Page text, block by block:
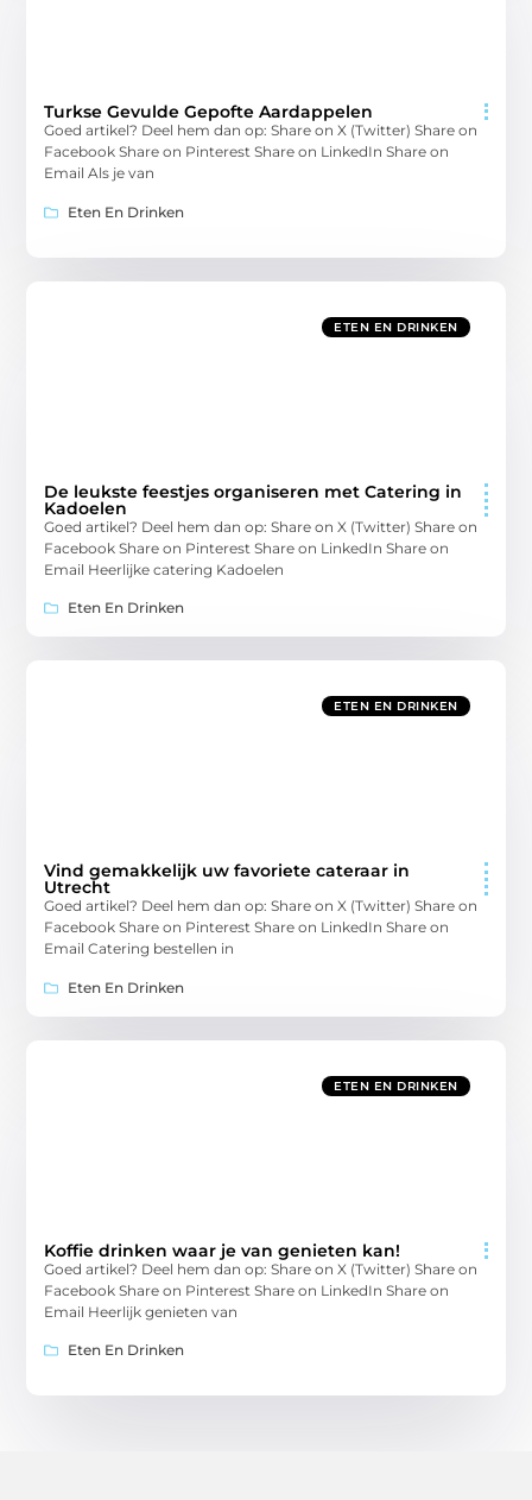
Turkse Gevulde Gepofte Aardappelen
Goed artikel? Deel hem dan op: Share on X (Twitter) Share on
Facebook Share on Pinterest Share on LinkedIn Share on
Email Als je van
Eten En Drinken
ETEN EN DRINKEN
De leukste feestjes organiseren met Catering in
Kadoelen
Goed artikel? Deel hem dan op: Share on X (Twitter) Share on
Facebook Share on Pinterest Share on LinkedIn Share on
Email Heerlijke catering Kadoelen
Eten En Drinken
ETEN EN DRINKEN
Vind gemakkelijk uw favoriete cateraar in
Utrecht
Goed artikel? Deel hem dan op: Share on X (Twitter) Share on
Facebook Share on Pinterest Share on LinkedIn Share on
Email Catering bestellen in
Eten En Drinken
ETEN EN DRINKEN
Koffie drinken waar je van genieten kan!
Goed artikel? Deel hem dan op: Share on X (Twitter) Share on
Facebook Share on Pinterest Share on LinkedIn Share on
Email Heerlijk genieten van
Eten En Drinken